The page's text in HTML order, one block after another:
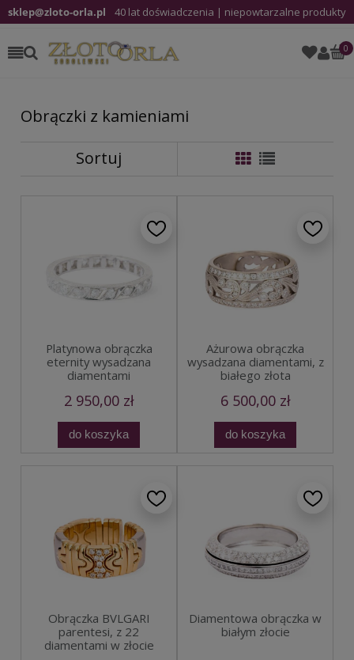
sklep@zloto-orla.pl 40 lat doświadczenia | niepowtarzalne produkty
Obrączki z kamieniami
Sortuj
Platynowa obrączka
eternity wysadzana
diamentami
2 950,00 zł
do koszyka
Ażurowa obrączka
wysadzana diamentami, z
białego złota
6 500,00 zł
do koszyka
Obrączka BVLGARI
parentesi, z 22
diamentami w złocie
Diamentowa obrączka w
białym złocie